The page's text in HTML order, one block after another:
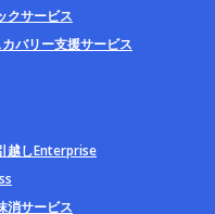
クサービス
バリー支援サービス
越しEnterprise
消サービス